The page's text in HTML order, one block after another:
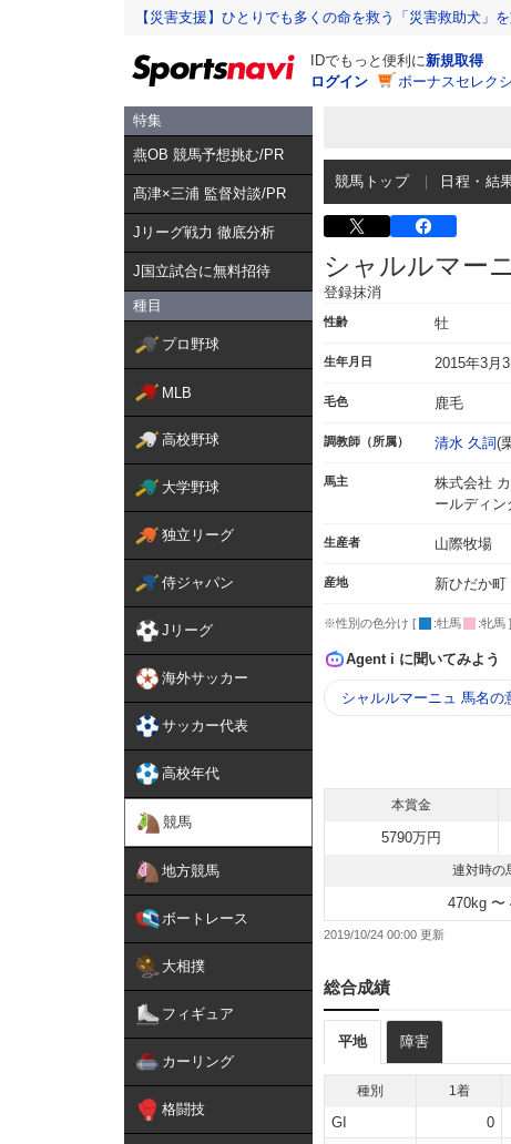
【災害支援】ひとりでも多くの命を救う「災害救助犬」
IDでもっと便利に新規取得
ログイン
ボーナスセレク
特集
燕OB 競馬予想挑む/PR
髙津×三浦 監督対談/PR
Jリーグ戦力 徹底分析
J国立試合に無料招待
種目
プロ野球
MLB
高校野球
大学野球
独立リーグ
侍ジャパン
Jリーグ
海外サッカー
サッカー代表
高校年代
競馬
地方競馬
ボートレース
大相撲
フィギュア
カーリング
格闘技
競馬トップ 日程・結
シャルルマー
登録抹消
性齢 牡
生年月日 2015年3月
毛色 鹿毛
調教師（所属） 清水 久詞(
馬主
株式会社
ールディン
生産者 山際牧場
産地 新ひだか町
※性別の色分け [ :牡馬 :牝馬 ]
Agent i に聞いてみよう
シャルルマーニュ 馬名の
本賞金
5790万円
連対時の
470kg 〜
2019/10/24 00:00
総合成績
平地 障害
種別 1着
GI 0